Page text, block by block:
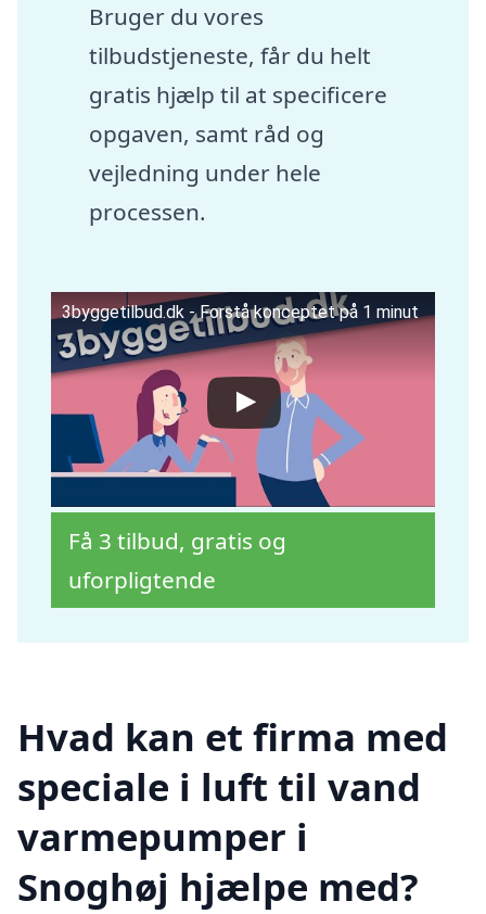
Bruger du vores
tilbudstjeneste, får du helt
gratis hjælp til at specificere
opgaven, samt råd og
vejledning under hele
processen.
3byggetilbud.dk - Forstå konceptet på 1 minut
Få 3 tilbud, gratis og
uforpligtende
Hvad kan et firma med
speciale i luft til vand
varmepumper i
Snoghøj hjælpe med?